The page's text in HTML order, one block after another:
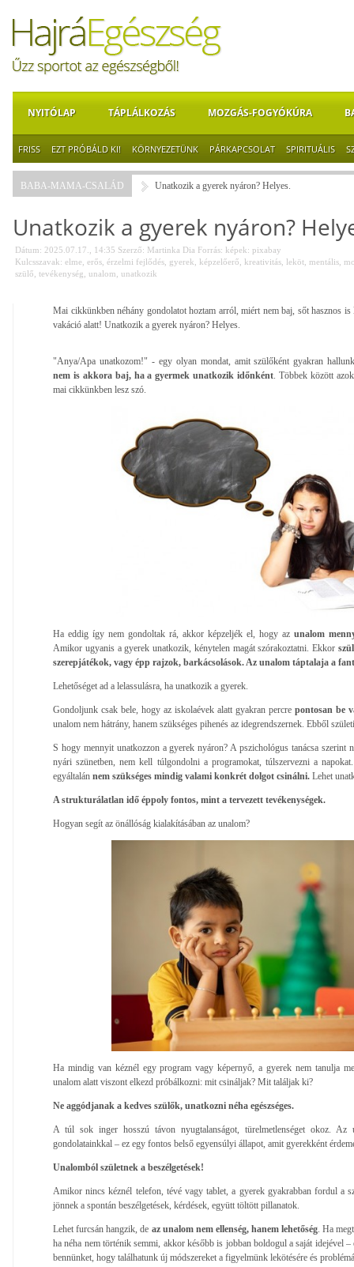
NYITÓLAP TÁPLÁLKOZÁS MOZGÁS-FOGYÓKÚRA
FRISS EZT PRÓBÁLD KI! KÖRNYEZETÜNK PÁRKAPCSOLAT SPIRITUÁLIS
BABA-MAMA-CSALÁD Unatkozik a gyerek nyáron? Helyes.
Unatkozik a gyerek nyáron?
Dátum: 2025.07.17., 14:35 Szerző: Martinka Dia Forrás: képek: pixabay
Kulcsszavak: elme erős érzelmi fejlődés gyerek képzelőerő kreativitás leköt mentális
szülő tevékenység unalom unatkozik
Mai cikkünkben néhány gondolatot hoztam arról, miért nem baj, sőt hasznos is
vakáció alatt! Unatkozik a gyerek nyáron? Helyes.
"Anya/Apa unatkozom!" - egy olyan mondat, amit szülőként gyakran
nem is akkora baj, ha a gyermek unatkozik időnként . Többek között
mai cikkünkben lesz szó.
Ha eddig így nem gondoltak rá, akkor képzeljék el, hogy az unalom
Amikor ugyanis a gyerek unatkozik, kénytelen magát szórakoztatni. Ekkor
szerepjátékok, vagy épp rajzok, barkácsolások. Az unalom táptalaja a
Lehetőséget ad a lelassulásra, ha unatkozik a gyerek.
Gondoljunk csak bele, hogy az iskolaévek alatt gyakran percre pontosan be
unalom nem hátrány, hanem szükséges pihenés az idegrendszernek. Ebből
S hogy mennyit unatkozzon a gyerek nyáron? A pszichológus tanácsa szerint
nyári szünetben, nem kell túlgondolni a programokat, túlszervezni a
egyáltalán nem szükséges mindig valami konkrét dolgot csinálni. Lehet
A strukturálatlan idő éppoly fontos, mint a tervezett tevékenységek.
Hogyan segít az önállóság kialakításában az unalom?
Ha mindig van kéznél egy program vagy képernyő, a gyerek nem tanulja
unalom alatt viszont elkezd próbálkozni: mit csináljak? Mit találjak ki?
Ne aggódjanak a kedves szülők, unatkozni néha egészséges.
A túl sok inger hosszú távon nyugtalanságot, türelmetlenséget okoz. Az
gondolatainkkal – ez egy fontos belső egyensúlyi állapot, amit gyerekként
Unalomból születnek a beszélgetések!
Amikor nincs kéznél telefon, tévé vagy tablet, a gyerek gyakrabban fordul a
jönnek a spontán beszélgetések, kérdések, együtt töltött pillanatok.
Lehet furcsán hangzik, de az unalom nem ellenség, hanem lehetőség . Ha
ha néha nem történik semmi, akkor később is jobban boldogul a saját idejével
bennünket, hogy találhatunk új módszereket a figyelmünk lekötésére és